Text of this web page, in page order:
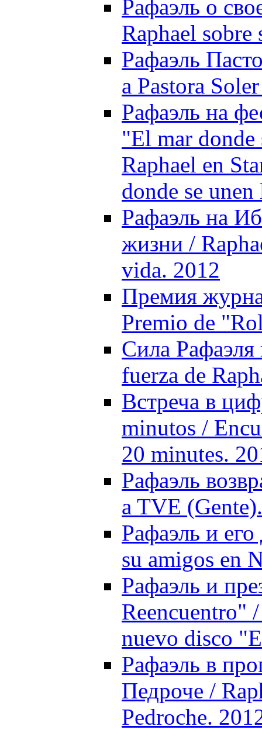
Рафаэль о
Raphael
Рафаэль
a Pastora
Рафаэль на
"El mar donde
Raphael en
donde se
Рафаэль на
жизни /
vida. 2012
Премия
Premio de
Сила
fuerza de
Встреча в
minutos /
20 minutes.
Рафаэль
a TVE
Рафаэль и
su amigos en
Рафаэль и
Reencuentro"
nuevo disco
Рафаэль в
Педроче /
Pedroche.